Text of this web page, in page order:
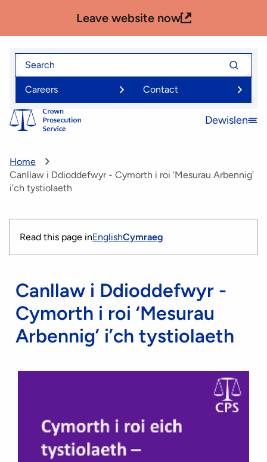
main
content
Leave website now
Search
Search
for
Careers
Contact
Open
Dewislen
Home
Canllaw i Ddioddefwyr - Cymorth i roi ‘Mesurau Arbennig’
i’ch tystiolaeth
Read this page inEnglishCymraeg
Canllaw i Ddioddefwyr -
Cymorth i roi ‘Mesurau
Arbennig’ i’ch tystiolaeth